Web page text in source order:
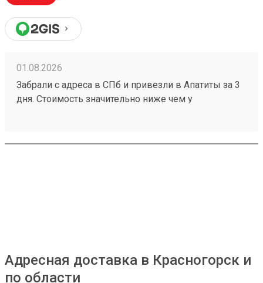
01.08.2026
Забрали с адреса в СПб и привезли в Апатиты за 3
дня. Стоимость значительно ниже чем у
компанией! Номер заказа 260691900.
Адресная доставка в Красногорск и
по области